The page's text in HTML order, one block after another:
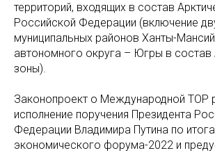
территорий, входящих в состав
Российской Федерации (включение
муниципальных районов Ханты-
автономного округа – Югры в состав
зоны).
Законопроект о Международной ТОР
исполнение поручения Президента
Федерации Владимира Путина по
экономического форума-2022 и